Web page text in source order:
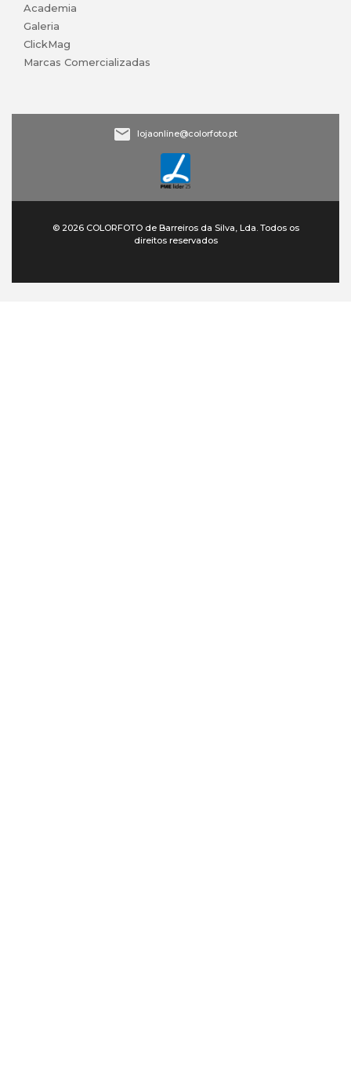
Academia
Galeria
ClickMag
Marcas Comercializadas
lojaonline@colorfoto.pt
© 2026 COLORFOTO de Barreiros da Silva, Lda. Todos os
direitos reservados